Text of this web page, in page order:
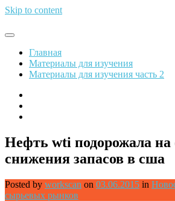
Skip to content
Обрети
Главная
Материалы для изучения
Материалы для изучения часть 2
Нефть wti подорожала на
снижения запасов в сша
Posted by workscan on 03.06.2015 in
сырьевых рынков